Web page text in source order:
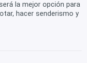
la mejor opción para
hacer senderismo y